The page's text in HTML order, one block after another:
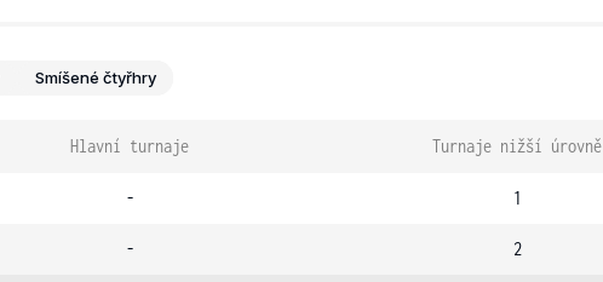
Smíšené čtyřhry
Hlavní turnaje Turnaje nižší úrovně
- 1
- 2